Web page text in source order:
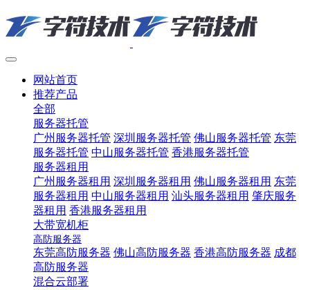
网站首页
推荐产品
全部
服务器托管
广州服务器托管 深圳服务器托管 佛山服务器托管 东莞
服务器托管 中山服务器托管 香港服务器托管
服务器租用
广州服务器租用 深圳服务器租用 佛山服务器租用 东莞
服务器租用 中山服务器租用 汕头服务器租用 肇庆服务
器租用 香港服务器租用
大带宽机柜
高防服务器
东莞高防服务器 佛山高防服务器 香港高防服务器 成都
高防服务器
混合云部署